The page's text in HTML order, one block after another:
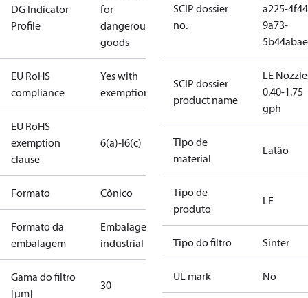
DG Indicator
Profile
for
dangerous
goods
EU RoHS
compliance
Yes with
exemptions
EU RoHS
exemption
clause
6(a)-I6(c)
Formato Cônico
Formato da
embalagem
Embalagem
industrial
Gama do filtro
[µm]
30
SCIP dossier
no.
a225-
9a73-
SCIP dossier
product name
LE
0.40-1.75
gph
Tipo de
material
Latão
Tipo de
produto
LE
Tipo do filtro Sinter
UL mark No